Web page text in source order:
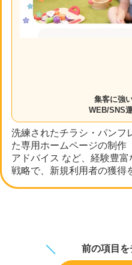
集客に強
WEB/SNS
洗練されたチラシ・パンフ
た専用ホームページの制作
アドバイス など、経験豊
戦略で、新規利用者の獲得
前の項目を